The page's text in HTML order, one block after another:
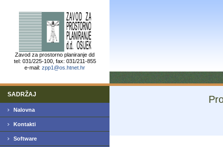
Zavod za prostorno planiranje dd
tel: 031/225-100, fax: 031/211-855
e-mail: zpp1@os.htnet.hr
SADRŽAJ
Nalovna
Kontakti
Software